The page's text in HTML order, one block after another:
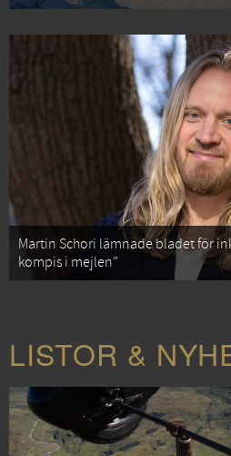
Martin Schori lämnade bladet för
kompis i mejlen”
LISTOR &